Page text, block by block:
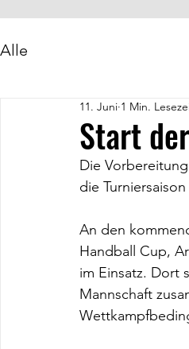
Alle
Start
11. Juni 1 Min.
Die
die
An den
Handball Cup,
im Einsatz. Dort
Mannschaft